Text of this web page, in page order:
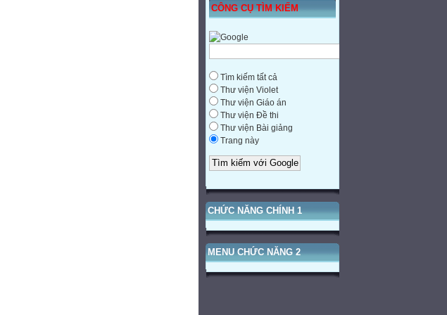
CÔNG CỤ TÌM KIẾM
Tìm kiếm tất cả
Thư viện Violet
Thư viện Giáo án
Thư viện Đề thi
Thư viện Bài giảng
Trang này
CHỨC NĂNG CHÍNH 1
MENU CHỨC NĂNG 2